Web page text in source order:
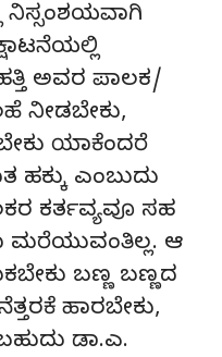
ನಿಸ್ಸಂಶಯವಾಗಿ
ಅವರ ಪಾಲಕ/
ನೀಡಬೇಕು,
ಯಾಕೆಂದರೆ
ಎಂಬುದು
ಕರ್ತವ್ಯವೂ ಸಹ
ಮರೆಯುವಂತಿಲ್ಲ. ಆ
ಬಣ್ಣ ಬಣ್ಣದ
ಹಾರಬೇಕು,
ಡಾ.ಎ.